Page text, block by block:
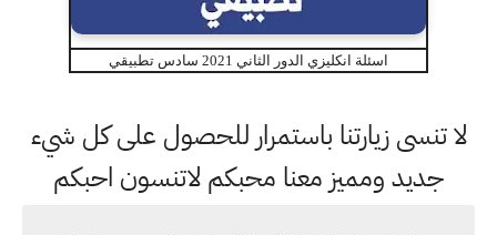
اسئلة انكليزي الدور الثاني 2021 سادس تطبيقي
لا تنسى زيارتنا باستمرار للحصول على كل شيء
جديد ومميز معنا محبكم لاتنسون احبكم